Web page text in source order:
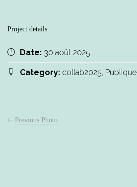
Project details:
Date: 30 août 2025
Category: collab2025, Publique
Previous Photo